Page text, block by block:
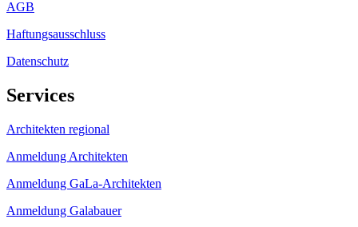
AGB
Haftungsausschluss
Datenschutz
Services
Architekten regional
Anmeldung Architekten
Anmeldung GaLa-Architekten
Anmeldung Galabauer